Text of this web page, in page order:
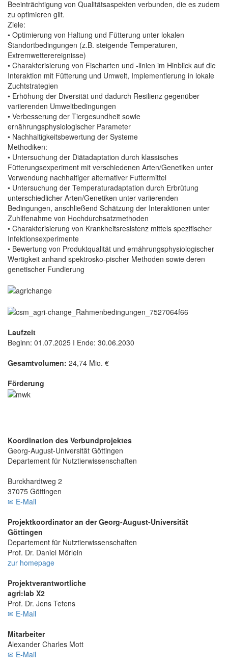
Beeinträchtigung von Qualitätsaspekten verbunden, die es zudem
zu optimieren gilt.
Ziele:
• Optimierung von Haltung und Fütterung unter lokalen
Standortbedingungen (z.B. steigende Temperaturen,
Extremwetterereignisse)
• Charakterisierung von Fischarten und -linien im Hinblick auf die
Interaktion mit Fütterung und Umwelt, Implementierung in lokale
Zuchtstrategien
• Erhöhung der Diversität und dadurch Resilienz gegenüber
variierenden Umweltbedingungen
• Verbesserung der Tiergesundheit sowie
ernährungsphysiologischer Parameter
• Nachhaltigkeitsbewertung der Systeme
Methodiken:
• Untersuchung der Diätadaptation durch klassisches
Fütterungsexperiment mit verschiedenen Arten/Genetiken unter
Verwendung nachhaltiger alternativer Futtermittel
• Untersuchung der Temperaturadaptation durch Erbrütung
unterschiedlicher Arten/Genetiken unter variierenden
Bedingungen, anschließend Schätzung der Interaktionen unter
Zuhilfenahme von Hochdurchsatzmethoden
• Charakterisierung von Krankheitsresistenz mittels spezifischer
Infektionsexperimente
• Bewertung von Produktqualität und ernährungsphysiologischer
Wertigkeit anhand spektrosko-pischer Methoden sowie deren
genetischer Fundierung
Laufzeit
Beginn: 01.07.2025 I Ende: 30.06.2030
Gesamtvolumen: 24,74 Mio. €
Förderung
Koordination des Verbundprojektes
Georg-August-Universität Göttingen
Departement für Nutztierwissenschaften
Burckhardtweg 2
37075 Göttingen
✉ E-Mail
Projektkoordinator an der Georg-August-Universität
Göttingen
Departement für Nutztierwissenschaften
Prof. Dr. Daniel Mörlein
zur homepage
Projektverantwortliche
agri:lab X2
Prof. Dr. Jens Tetens
✉ E-Mail
Mitarbeiter
Alexander Charles Mott
✉ E-Mail